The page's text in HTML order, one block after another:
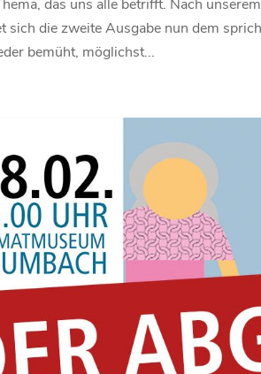
das uns alle betrifft. Nach
sich die zweite Ausgabe nun dem
bemüht, möglichst...